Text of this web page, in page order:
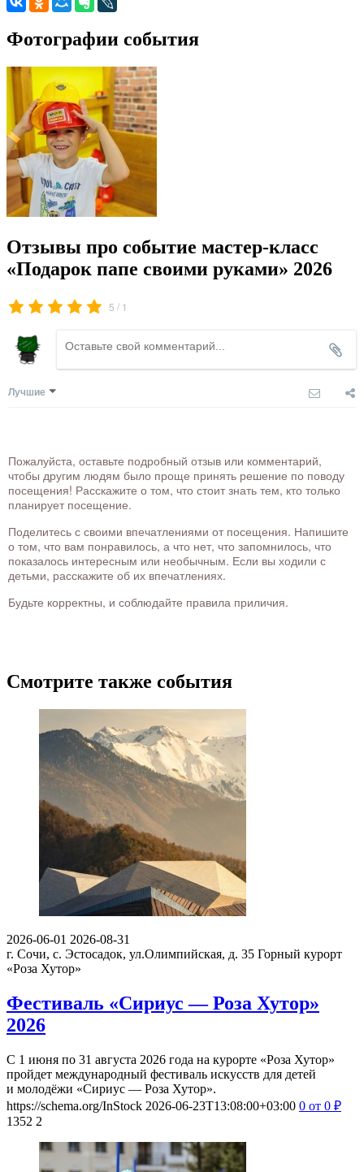
Фотографии события
Отзывы про событие мастер-класс
«Подарок папе своими руками» 2026
5 / 1
Лучшие
Пожалуйста, оставьте подробный отзыв или комментарий,
чтобы другим людям было проще принять решение по поводу
посещения! Расскажите о том, что стоит знать тем, кто только
планирует посещение.
Поделитесь с своими впечатлениями от посещения. Напишите
о том, что вам понравилось, а что нет, что запомнилось, что
показалось интересным или необычным. Если вы ходили с
детьми, расскажите об их впечатлениях.
Будьте корректны, и соблюдайте правила приличия.
Смотрите также события
2026-06-01 2026-08-31
г. Сочи, с. Эстосадок, ул.Олимпийская, д. 35 Горный курорт
«Роза Хутор»
Фестиваль «Сириус — Роза Хутор»
2026
С 1 июня по 31 августа 2026 года на курорте «Роза Хутор»
пройдет международный фестиваль искусств для детей
и молодёжи «Сириус — Роза Хутор».
https://schema.org/InStock 2026-06-23T13:08:00+03:00 0 от 0 ₽
1352 2